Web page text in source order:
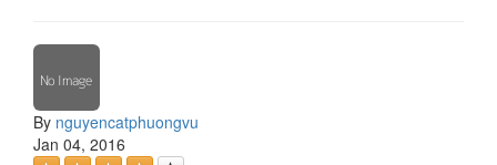
By nguyencatphuongvu
Jan 04, 2016